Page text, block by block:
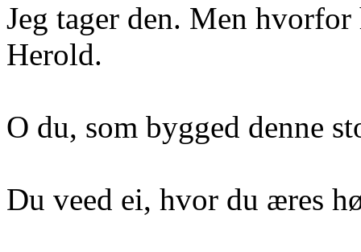
Jeg tager den. Men
Herold.
O du, som bygged denne
Du veed ei, hvor du æres